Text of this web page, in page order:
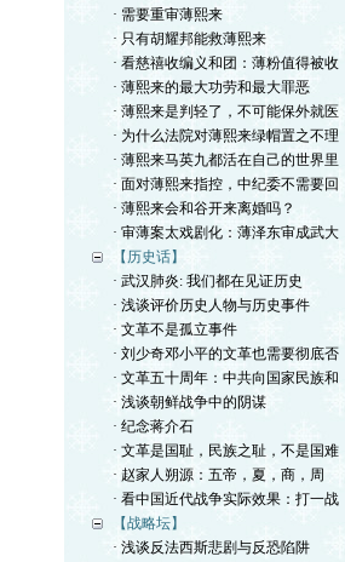
· 需要重审薄熙来
· 只有胡耀邦能救薄熙来
· 看慈禧收编义和团：薄粉值得被收
· 薄熙来的最大功劳和最大罪恶
· 薄熙来是判轻了，不可能保外就医
· 为什么法院对薄熙来绿帽置之不理
· 薄熙来马英九都活在自己的世界里
· 面对薄熙来指控，中纪委不需要回
· 薄熙来会和谷开来离婚吗？
· 审薄案太戏剧化：薄泽东审成武大
【历史话】
· 武汉肺炎: 我们都在见证历史
· 浅谈评价历史人物与历史事件
· 文革不是孤立事件
· 刘少奇邓小平的文革也需要彻底否
· 文革五十周年：中共向国家民族和
· 浅谈朝鲜战争中的阴谋
· 纪念蒋介石
· 文革是国耻，民族之耻，不是国难
· 赵家人朔源：五帝，夏，商，周
· 看中国近代战争实际效果：打一战
【战略坛】
· 浅谈反法西斯悲剧与反恐陷阱